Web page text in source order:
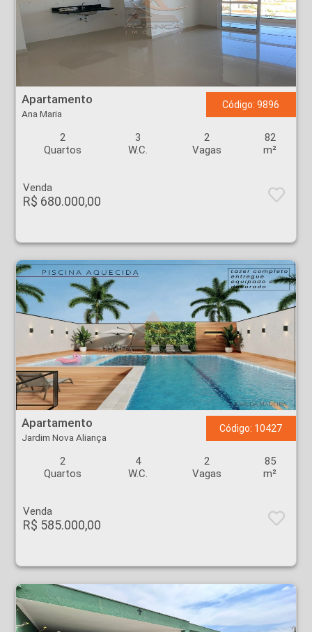
Apartamento
Ana Maria
Código: 9896
2
Quartos
3
W.C.
2
Vagas
82
m²
Venda
R$ 680.000,00
Apartamento - Jardim Nova Aliança - Ribeirão Preto
Apartamento
Jardim Nova Aliança
Código: 10427
2
Quartos
4
W.C.
2
Vagas
85
m²
Venda
R$ 585.000,00